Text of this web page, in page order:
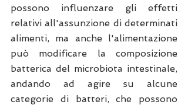
possono influenzare gli effetti
relativi all'assunzione di determinati
alimenti, ma anche l'alimentazione
può modificare la composizione
batterica del microbiota intestinale,
andando ad agire su alcune
categorie di batteri, che possono